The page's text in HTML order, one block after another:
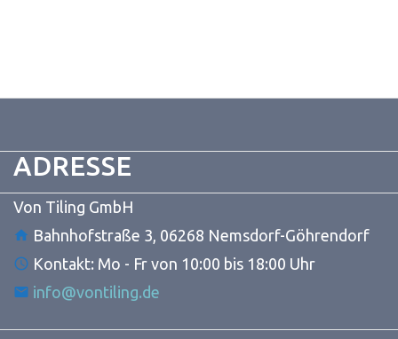
ADRESSE
Von Tiling GmbH
Bahnhofstraße 3, 06268 Nemsdorf-Göhrendorf
Kontakt: Mo - Fr von 10:00 bis 18:00 Uhr
info@vontiling.de